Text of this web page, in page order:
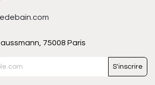
75008 Paris
S'inscrire